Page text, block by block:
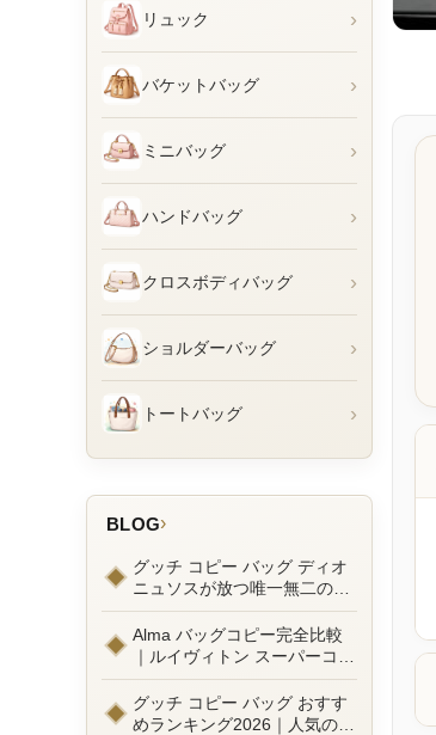
リュック ›
バケットバッグ ›
ミニバッグ ›
ハンドバッグ ›
クロスボディバッグ ›
ショルダーバッグ ›
トートバッグ ›
BLOG›
グッチ コピー バッグ ディオ
ニュソスが放つ唯一無二の魅
力とは？新作ラインナップ徹
底ガイドとリアルコーデ例
Alma バッグコピー完全比較
｜ルイヴィトン スーパーコピ
ーで叶えるエレガントな日常
グッチ コピー バッグ おすす
めランキング2026｜人気の